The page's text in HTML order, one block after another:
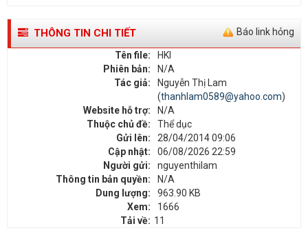
Báo link hỏng
THÔNG TIN CHI TIẾT
Tên file:
HKI
Phiên bản:
N/A
Tác giả:
Nguyễn Thị Lam
(thanhlam0589@yahoo.com)
Website hỗ trợ:
N/A
Thuộc chủ đề:
Thể dục
Gửi lên:
28/04/2014 09:06
Cập nhật:
06/08/2026 22:59
Người gửi:
nguyenthilam
Thông tin bản quyền:
N/A
Dung lượng:
963.90 KB
Xem:
1666
Tải về: 11